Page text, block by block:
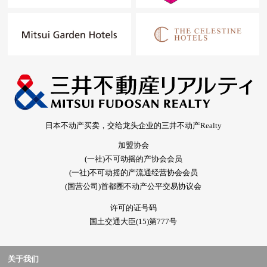
日本不动产买卖，交给龙头企业的三井不动产Realty
加盟协会
(一社)不可动摇的产协会会员
(一社)不可动摇的产流通经营协会会员
(国营公司)首都圈不动产公平交易协议会
许可的证号码
国土交通大臣(15)第777号
关于我们